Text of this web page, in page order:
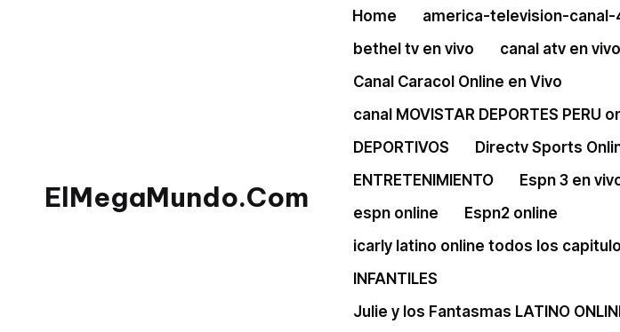
ElMegaMundo.Com
Home
america-television-
bethel tv en vivo
canal atv en
Canal Caracol Online en Vivo
canal MOVISTAR DEPORTES PERU
DEPORTIVOS
Directv Sports
ENTRETENIMIENTO
Espn 3 en
espn online
Espn2 online
icarly latino online todos los
INFANTILES
Julie y los Fantasmas LATINO